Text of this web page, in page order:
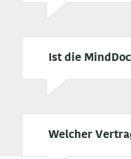
Ist die
Welcher